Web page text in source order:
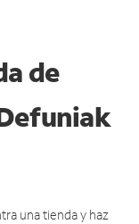
de
una tienda y haz